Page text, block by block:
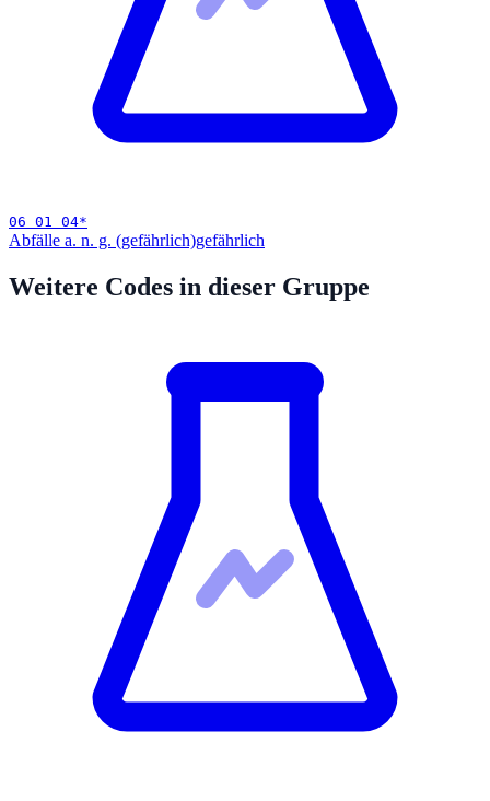
06 01 04*
Abfälle a. n. g. (gefährlich)gefährlich
Weitere Codes in dieser Gruppe